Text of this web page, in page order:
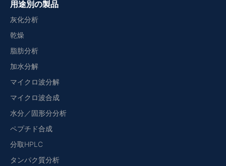
用途別の製品
灰化分析
乾燥
脂肪分析
加水分解
マイクロ波分解
マイクロ波合成
水分／固形分分析
ペプチド合成
分取HPLC
タンパク質分析